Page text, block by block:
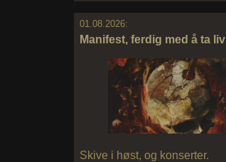
01.08.2026:
Manifest, ferdig med å ta liv
Skive i høst, og konserter.